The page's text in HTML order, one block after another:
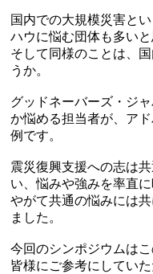
国内での大規模災害と
ハウに悩む団体も多いと
そして同様のことは、
うか。
グッドネーバーズ・ジ
か悩める担当者が、ア
例です。
震災復興支援への志は
い、悩みや強みを率直
やがて共通の悩みには
ました。
今回のシンポジウムは
皆様にご参考にしてい